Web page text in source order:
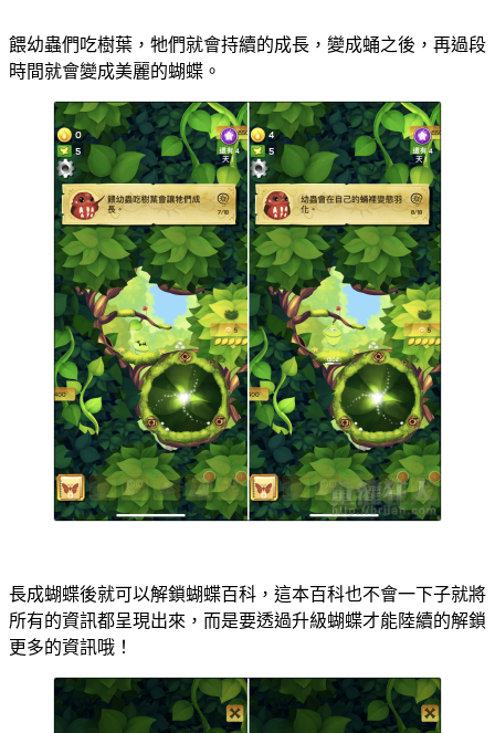
餵幼蟲們吃樹葉，牠們就會持續的成長，變成蛹之後，再過段
時間就會變成美麗的蝴蝶。
長成蝴蝶後就可以解鎖蝴蝶百科，這本百科也不會一下子就將
所有的資訊都呈現出來，而是要透過升級蝴蝶才能陸續的解鎖
更多的資訊哦！